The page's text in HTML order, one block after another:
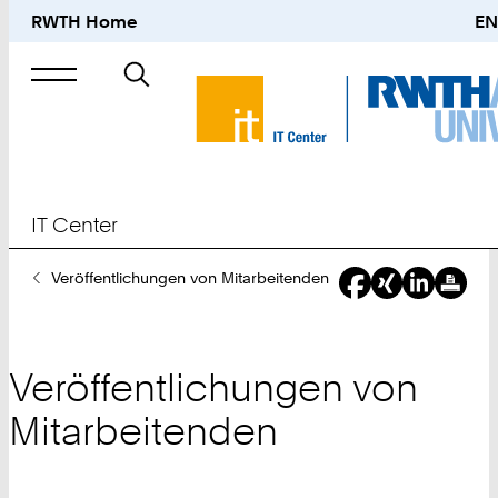
RWTH Home EN
Suche
nach
IT Center
SieVeröffentlichungen von Mitarbeitenden
Veröffentlichungen von
Mitarbeitenden